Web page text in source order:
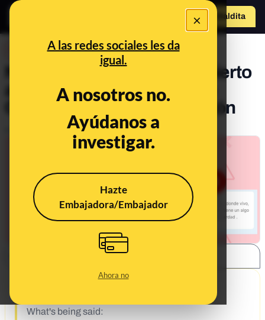
×
A las redes sociales les da
igual.
A nosotros no.
Ayúdanos a
investigar.
Hazte
Embajadora/Embajador
Ahora no
Hazte Maldita
No, la policía no ha descubierto
a 11 personas positivas en
COVID-19 en un Lidl de Gijón
Feb 5, 2021, 2:30:28 PM
What's being said: